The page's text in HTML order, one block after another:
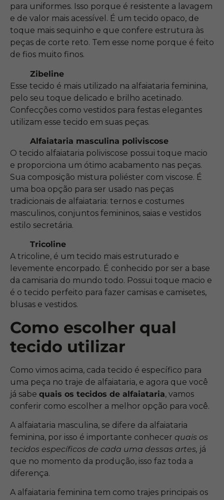
para uniformes. Isso porque é resistente a lavagem
e de valor mais acessível. É um tecido opaco, de
toque mais sequinho e que confere estrutura às
peças de corte reto. Tem esse nome porque é feito
de fios muito finos.
Zibeline
Esse tecido é mais utilizado na alfaiataria feminina,
pelo seu toque delicado e brilho acetinado.
Confecções como vestidos para festas elegantes
utilizam esse tecido em suas peças.
Alfaiataria masculina poliviscose
O tecido alfaiataria poliviscose possui toque macio
e proporciona um ótimo acabamento nas peças.
Sua composição mistura poliéster com viscose. É
uma boa opção para ser usado nas peças
tradicionais de alfaiataria: ternos e costumes
masculinos, conjuntos femininos, saias e vestidos
estilo secretária.
Tricoline
A tricoline, é um tecido mais estruturado e
levemente encorpado. É conhecido por ser a base
da camisaria do mundo todo. Possui toque macio e
é o tecido perfeito para fazer camisas e camisetes,
blusas e vestidos.
Como escolher qual
tecido utilizar
Como vimos acima, cada tecido é específico para
uma peça no traje de alfaiataria, e agora que você
já sabe quais os tecidos de alfaiataria, vamos
conferir como escolher a melhor opção para você.
A alfaiataria masculina, se difere da alfaiataria
feminina, por isso é importante conhecer quais os
tecidos específicos de cada uma dessas artes, já
que no momento da produção, isso faz toda a
diferença.
A alfaiataria feminina tem como trajes principais os